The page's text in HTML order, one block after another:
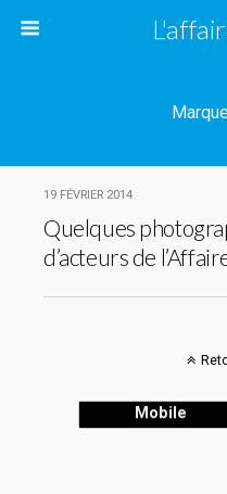
19 FÉVRIER 2014
Quelques
d’acteurs de
Mobile